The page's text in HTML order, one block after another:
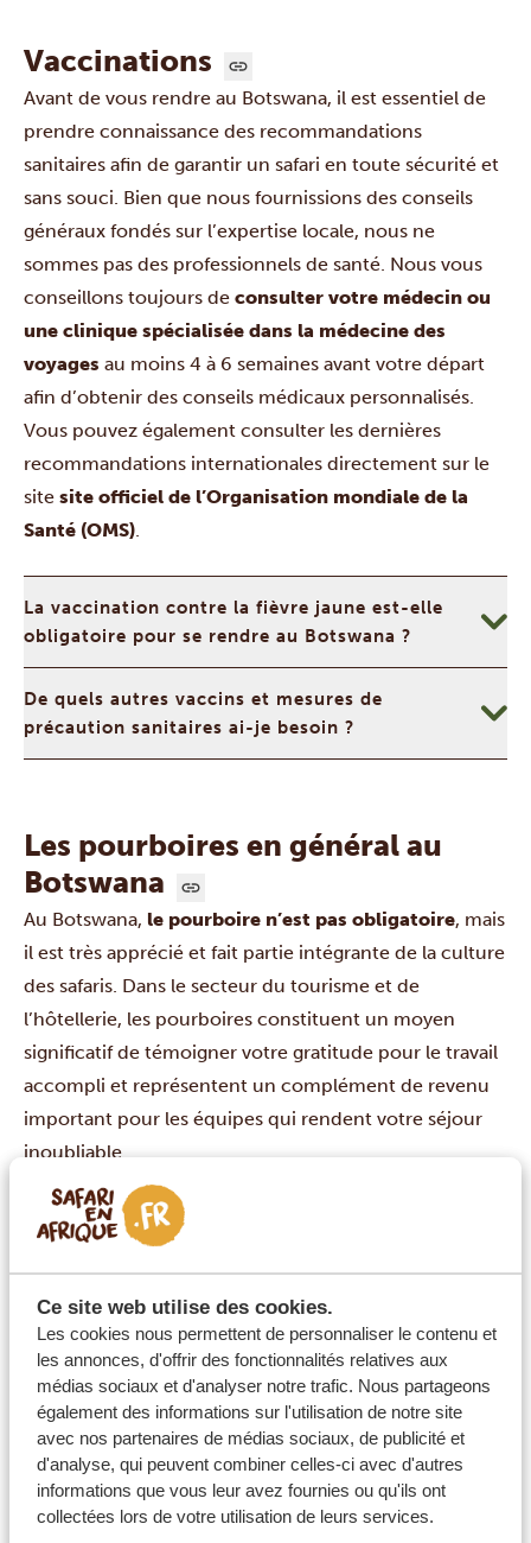
Ce site web utilise des cookies.
Les cookies nous permettent de personnaliser le contenu et
les annonces, d'offrir des fonctionnalités relatives aux
médias sociaux et d'analyser notre trafic. Nous partageons
également des informations sur l'utilisation de notre site
avec nos partenaires de médias sociaux, de publicité et
d'analyse, qui peuvent combiner celles-ci avec d'autres
informations que vous leur avez fournies ou qu'ils ont
collectées lors de votre utilisation de leurs services.
Vaccinations
Avant de vous rendre au Botswana, il est essentiel de
prendre connaissance des recommandations
sanitaires afin de garantir un safari en toute sécurité et
sans souci. Bien que nous fournissions des conseils
généraux fondés sur l’expertise locale, nous ne
sommes pas des professionnels de santé. Nous vous
conseillons toujours de consulter votre médecin ou
une clinique spécialisée dans la médecine des
voyages au moins 4 à 6 semaines avant votre départ
afin d’obtenir des conseils médicaux personnalisés.
Vous pouvez également consulter les dernières
recommandations internationales directement sur le
site site officiel de l’Organisation mondiale de la
Santé (OMS).
La vaccination contre la fièvre jaune est-elle
obligatoire pour se rendre au Botswana ?
De quels autres vaccins et mesures de
précaution sanitaires ai-je besoin ?
Les pourboires en général au
Botswana
Au Botswana, le pourboire n’est pas obligatoire, mais
il est très apprécié et fait partie intégrante de la culture
des safaris. Dans le secteur du tourisme et de
l’hôtellerie, les pourboires constituent un moyen
significatif de témoigner votre gratitude pour le travail
accompli et représentent un complément de revenu
important pour les équipes qui rendent votre séjour
inoubliable.
Le pourboire reste une
personnelle et doit toujours refléter votre satisfaction
quant au service reçu. N’hésitez pas à demander aux
conseils spécifiques concernant les coutumes en
matière de pourboires pendant votre séjour.
Quel montant dois-je donner comme
pourboire à mon guide ?
Quel montant de pourboire dois-je donner